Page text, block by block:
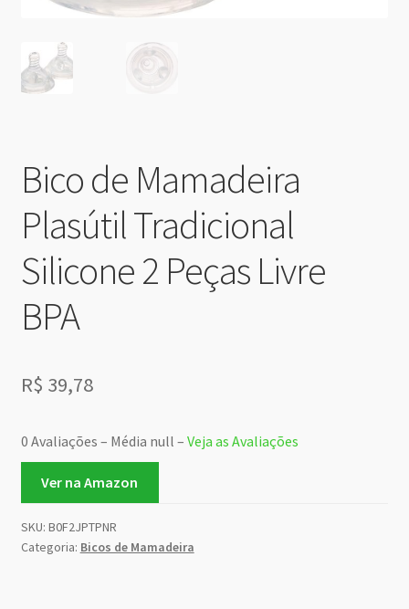
Bico de Mamadeira
Plasútil Tradicional
Silicone 2 Peças Livre
BPA
R$ 39,78
0 Avaliações – Média null – Veja as Avaliações
Ver na Amazon
SKU: B0F2JPTPNR
Categoria: Bicos de Mamadeira